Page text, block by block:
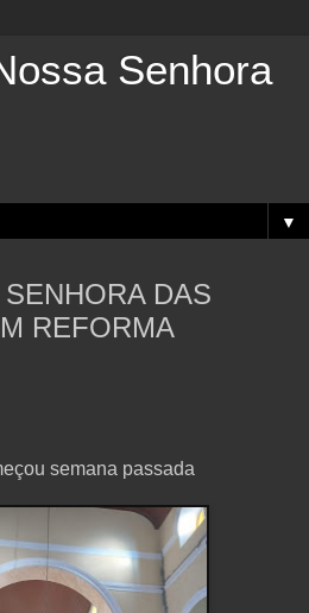
Senhora
▼
DAS
REFORMA
semana passada